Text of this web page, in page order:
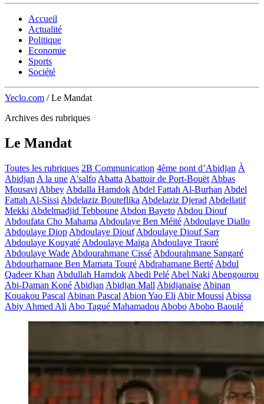
Accueil
Actualité
Politique
Economie
Sports
Société
Yeclo.com / Le Mandat
Archives des rubriques
Le Mandat
Toutes les rubriques 2B Communication 4ème pont d’Abidjan À
Abidjan A la une A'salfo Abatta Abattoir de Port-Bouët Abbas
Mousavi Abbey Abdalla Hamdok Abdel Fattah Al-Burhan Abdel
Fattah Al-Sissi Abdelaziz Bouteflika Abdelaziz Djerad Abdellatif
Mekki Abdelmadjid Tebboune Abdon Bayeto Abdou Diouf
Abdoufata Cho Mahama Abdoulaye Ben Méité Abdoulaye Diallo
Abdoulaye Diop Abdoulaye Diouf Abdoulaye Diouf Sarr
Abdoulaye Kouyaté Abdoulaye Maïga Abdoulaye Traoré
Abdoulaye Wade Abdourahmane Cissé Abdourahmane Sangaré
Abdourhamane Ben Mamata Touré Abdrahamane Berté Abdul
Qadeer Khan Abdullah Hamdok Abedi Pelé Abel Naki Abengourou
Abi-Daman Koné Abidjan Abidjan Mall Abidjanaise Abinan
Kouakou Pascal Abinan Pascal Abion Yao Eli Abir Moussi Abissa
Abiy Ahmed Ali Abo Tagué Mahamadou Abobo Abobo Baoulé